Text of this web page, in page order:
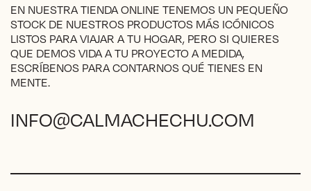
EN NUESTRA TIENDA ONLINE TENEMOS UN PEQUEÑO
STOCK DE NUESTROS PRODUCTOS MÁS ICÓNICOS
LISTOS PARA VIAJAR A TU HOGAR, PERO SI QUIERES
QUE DEMOS VIDA A TU PROYECTO A MEDIDA,
ESCRÍBENOS PARA CONTARNOS QUÉ TIENES EN
MENTE.
INFO@CALMACHECHU.COM